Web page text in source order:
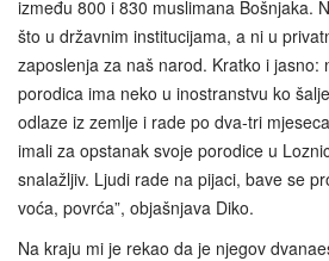
između 800 i 830 muslimana Bošnjaka.
što u državnim institucijama, a ni u
zaposlenja za naš narod. Kratko i jasno:
porodica ima neko u inostranstvu ko
odlaze iz zemlje i rade po dva‑tri
imali za opstanak svoje porodice u
snalažljiv. Ljudi rade na pijaci, bave se
voća, povrća”, objašnjava Diko.
Na kraju mi je rekao da je njegov